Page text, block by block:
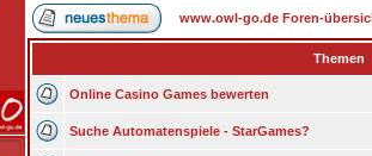
www.owl-go.de Foren-
Themen
Online Casino Games bewerten
Suche Automatenspiele - StarGames?